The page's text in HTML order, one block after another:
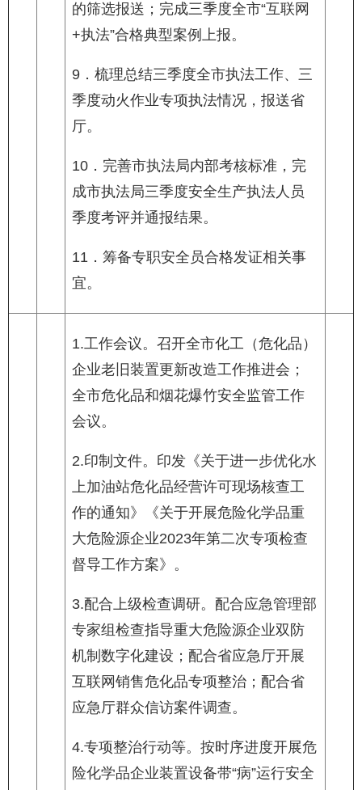
的筛选报送；完成三季度全市“互联网
+执法”合格典型案例上报。
9．梳理总结三季度全市执法工作、三
季度动火作业专项执法情况，报送省
厅。
10．完善市执法局内部考核标准，完
成市执法局三季度安全生产执法人员
季度考评并通报结果。
11．筹备专职安全员合格发证相关事
宜。
1.工作会议。召开全市化工（危化品）
企业老旧装置更新改造工作推进会；
全市危化品和烟花爆竹安全监管工作
会议。
2.印制文件。印发《关于进一步优化水
上加油站危化品经营许可现场核查工
作的通知》《关于开展危险化学品重
大危险源企业2023年第二次专项检查
督导工作方案》。
3.配合上级检查调研。配合应急管理部
专家组检查指导重大危险源企业双防
机制数字化建设；配合省应急厅开展
互联网销售危化品专项整治；配合省
应急厅群众信访案件调查。
4.专项整治行动等。按时序进度开展危
险化学品企业装置设备带“病”运行安全